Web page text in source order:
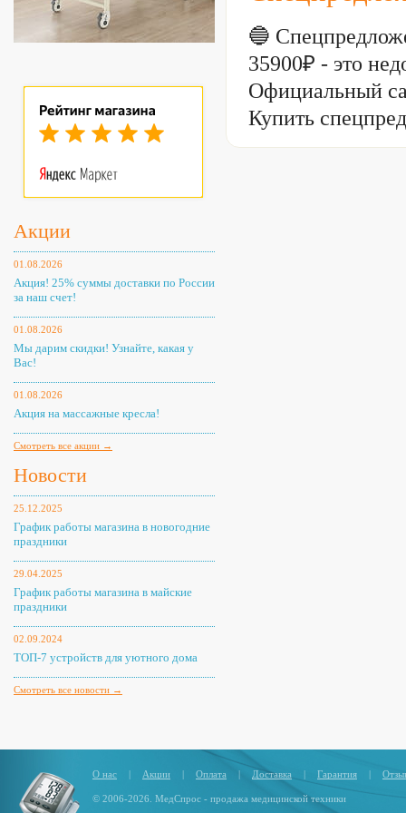
Акции
01.08.2026
Акция! 25% суммы доставки по России
за наш счет!
01.08.2026
Мы дарим скидки! Узнайте, какая у
Вас!
01.08.2026
Акция на массажные кресла!
Смотреть все акции →
Новости
25.12.2025
График работы магазина в новогодние
праздники
29.04.2025
График работы магазина в майские
праздники
02.09.2024
ТОП-7 устройств для уютного дома
Смотреть все новости →
Цвет рамы: хром
🔵
35900₽ - это
Официальный
Купить
О нас | Акции | Оплата | Доставка | Гарантия |
© 2006-2026. МедСпрос - продажа медицинской техники